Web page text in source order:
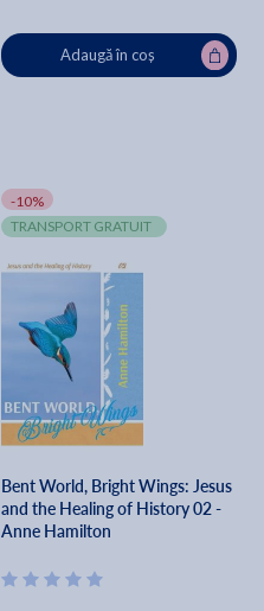
Adaugă în coș
-10%
TRANSPORT GRATUIT
Bent World, Bright Wings: Jesus
and the Healing of History 02 -
Anne Hamilton